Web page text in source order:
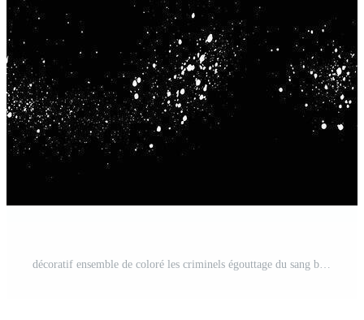
décoratif ensemble de coloré les criminels égouttage du sang brosse accident vasculaire cérébral conception ensemble Vecteur Pro